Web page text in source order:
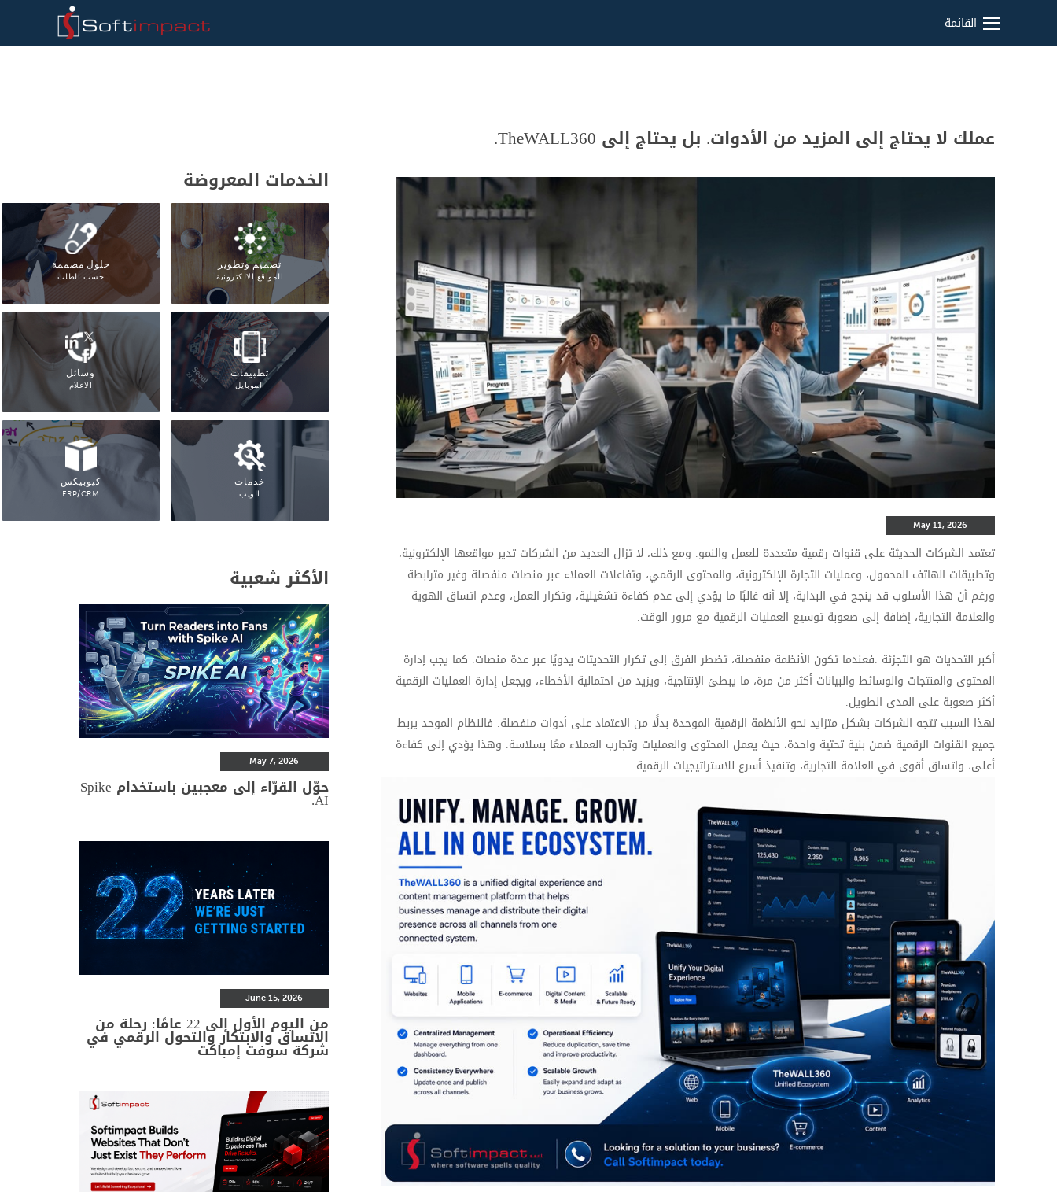
القائمة
عملك لا يحتاج إلى المزيد من الأدوات. بل يحتاج إلى TheWALL360.
May 11, 2026
تعتمد الشركات الحديثة على قنوات رقمية متعددة للعمل والنمو. ومع ذلك، لا تزال العديد من الشركات تدير مواقعها الإلكترونية،
وتطبيقات الهاتف المحمول، وعمليات التجارة الإلكترونية، والمحتوى الرقمي، وتفاعلات العملاء عبر منصات منفصلة وغير مترابطة.
ورغم أن هذا الأسلوب قد ينجح في البداية، إلا أنه غالبًا ما يؤدي إلى عدم كفاءة تشغيلية، وتكرار العمل، وعدم اتساق الهوية
والعلامة التجارية، إضافة إلى صعوبة توسيع العمليات الرقمية مع مرور الوقت.
أكبر التحديات هو التجزئة .فعندما تكون الأنظمة منفصلة، تضطر الفرق إلى تكرار التحديثات يدويًا عبر عدة منصات. كما يجب إدارة
المحتوى والمنتجات والوسائط والبيانات أكثر من مرة، ما يبطئ الإنتاجية، ويزيد من احتمالية الأخطاء، ويجعل إدارة العمليات الرقمية
أكثر صعوبة على المدى الطويل.
لهذا السبب تتجه الشركات بشكل متزايد نحو الأنظمة الرقمية الموحدة بدلًا من الاعتماد على أدوات منفصلة. فالنظام الموحد يربط
جميع القنوات الرقمية ضمن بنية تحتية واحدة، حيث يعمل المحتوى والعمليات وتجارب العملاء معًا بسلاسة. وهذا يؤدي إلى كفاءة
أعلى، واتساق أقوى في العلامة التجارية، وتنفيذ أسرع للاستراتيجيات الرقمية.
الخدمات المعروضة
تصميم وتطوير
المواقع الالكترونية
حلول مصممة
حسب الطلب
تطبيقات
الموبايل
وسائل
الاعلام
خدمات
الويب
كيوبيكس
ERP/CRM
الأكثر شعبية
May 7, 2026
حوّل القرّاء إلى معجبين باستخدام Spike
AI.
June 15, 2026
من اليوم الأول إلى 22 عامًا: رحلة من
الاتساق والابتكار والتحول الرقمي في
شركة سوفت إمباكت